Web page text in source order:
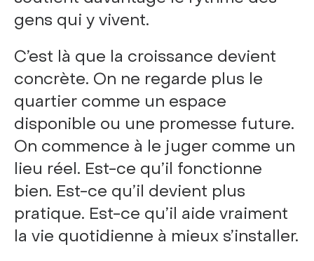
gens qui y vivent.
C’est là que la croissance devient
concrète. On ne regarde plus le
quartier comme un espace
disponible ou une promesse future.
On commence à le juger comme un
lieu réel. Est-ce qu’il fonctionne
bien. Est-ce qu’il devient plus
pratique. Est-ce qu’il aide vraiment
la vie quotidienne à mieux s’installer.